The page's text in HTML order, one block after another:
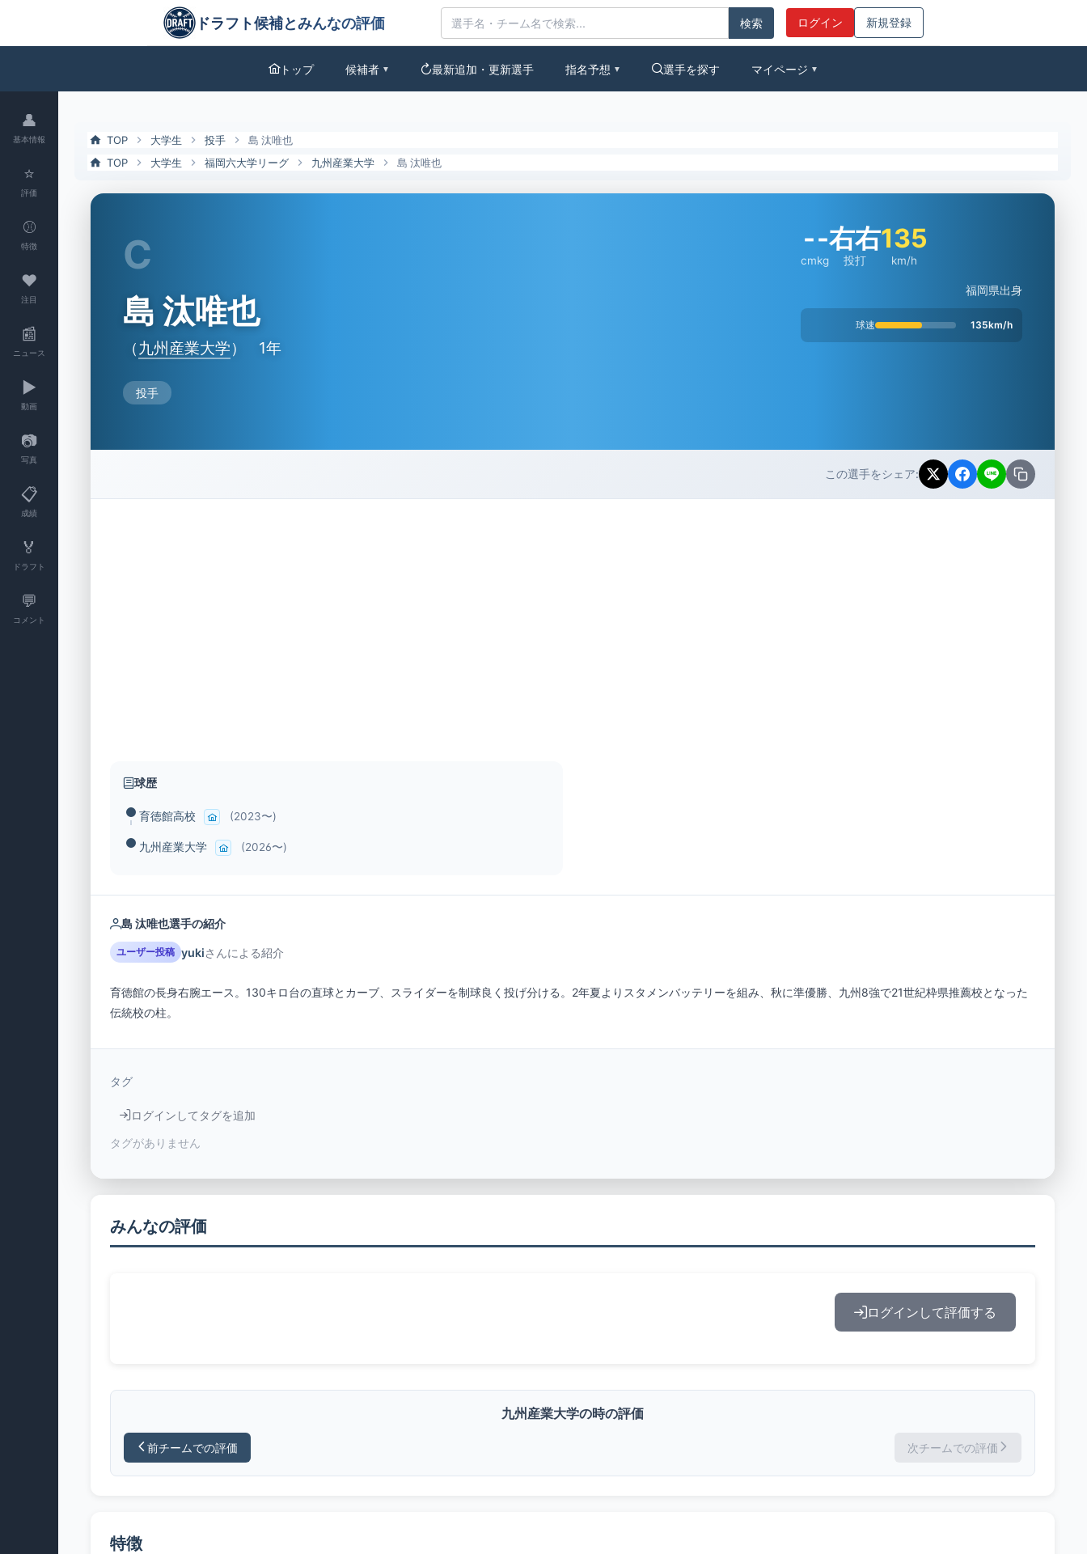
島 汰唯也（九州産業大）の特徴とドラフト評価 | ドラフト候補とみんなの評価
ドラフト候補とみんなの評価
ログイン 新規登録
トップ 候補者 ▼ 最新追加・更新選手 指名予想 ▼ 選手を探す マイページ ▼
👤
基本情報
⭐
評価
⚾
特徴
❤
注目
📰
ニュース
▶️
動画
📷
写真
📋
成績
🏅
ドラフト
💬
コメント
TOP 大学生 投手
島 汰唯也
TOP
大学生 福岡六大学リーグ 九州産業大学 島 汰唯也
C
島 汰唯也
（ 九州産業大学） 1年
投手
-
cm
-
kg
右右
投打
135
km/h
福岡県出身
球速 135km/h
この選手をシェア:
球歴
育徳館高校 (2023〜)
九州産業大学 (2026〜)
島 汰唯也選手の紹介
ユーザー投稿 yukiさんによる紹介
育徳館の長身右腕エース。130キロ台の直球とカーブ、スライダーを制球良く投げ分ける。2年夏よりスタメンバッテリーを組み、秋に準優勝、九州8強で21世紀枠県推薦校となった
伝統校の柱。
タグ
ログインしてタグを追加
タグがありません
みんなの評価
ログインして評価する
九州産業大学の時の評価
前チームでの評価 次チームでの評価
特徴